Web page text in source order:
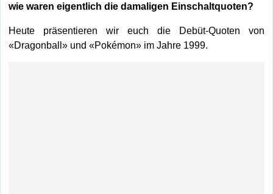
wie waren eigentlich die damaligen Einschaltquoten?
Heute präsentieren wir euch die Debüt-Quoten von
«Dragonball» und «Pokémon» im Jahre 1999.